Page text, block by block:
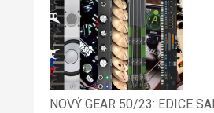
NOVÝ GEAR 50/23: EDICE